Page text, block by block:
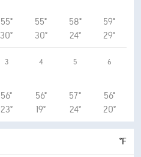
55°
30°
55°
30°
58°
24°
59°
29°
3
56°
23°
4
56°
19°
5
57°
24°
6
56°
20°
°F